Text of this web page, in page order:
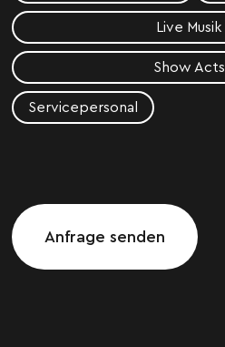
Live Musik
Show Acts
Servicepersonal
Anfrage senden